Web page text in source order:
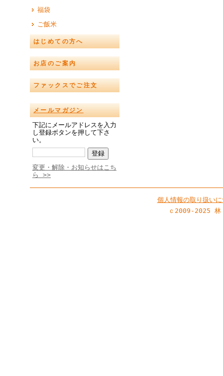
福袋
ご飯米
はじめての方へ
お店のご案内
ファックスでご注文
メールマガジン
下記にメールアドレスを入力
し登録ボタンを押して下さ
い。
変更・解除・お知らせはこち
ら >>
個人情報の取り扱い
ｃ2009-2025